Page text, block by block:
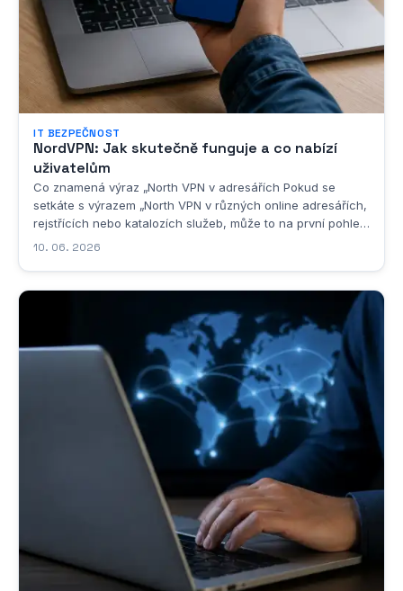
IT BEZPEČNOST
NordVPN: Jak skutečně funguje a co nabízí
uživatelům
Co znamená výraz „North VPN v adresářích Pokud se
setkáte s výrazem „North VPN v různých online adresářích,
rejstřících nebo katalozích služeb, může to na první pohled
působit poněkud záhadně. Ve skutečnosti se ale jedná o
10. 06. 2026